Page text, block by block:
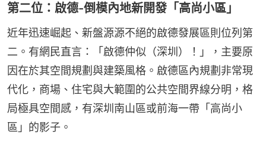
第二位：啟德-倒模內地新開發「高尚小區」
近年迅速崛起、新盤源源不絕的啟德發展區則位列第
二。有網民直言：「啟德仲似（深圳）！」，主要原
因在於其空間規劃與建築風格。啟德區內規劃非常現
代化，商場、住宅與大範圍的公共空間界線分明，格
局極具空間感，有深圳南山區或前海一帶「高尚小
區」的影子。